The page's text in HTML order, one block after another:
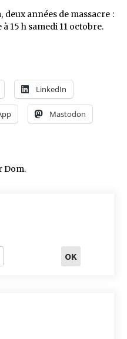
deux années de massacre :
15 h samedi 11 octobre.
LinkedIn
Mastodon
Dom.